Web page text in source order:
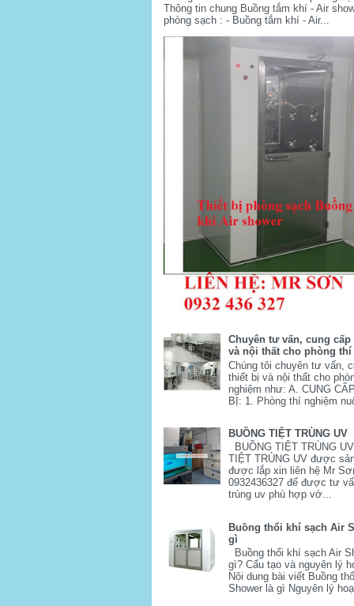
Thông tin chung Buồng tắm khí - Air
phòng sạch : - Buồng tắm khí - Air...
Chuyên tư vấn, cung cấp
và nội thất cho phòng thí
Chúng tôi chuyên tư vấn,
thiết bị và nội thất cho
nghiệm như: A. CUNG
BỊ: 1. Phòng thí nghiệm
BUỒNG TIỆT TRÙNG UV
BUỒNG TIỆT TRÙNG
TIỆT TRÙNG UV được
được lắp xin liên hệ Mr
0932436327 để được tư
trùng uv phù hợp vớ...
Buồng thổi khí sạch Air
gì
Buồng thổi khí sạch Air
gì? Cấu tạo và nguyên lý
Nội dung bài viết Buồng
Shower là gì Nguyên lý